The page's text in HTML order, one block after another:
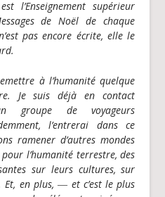
l’Enseignement supérieur
de Noël de chaque
pas encore écrite, elle le
à l’humanité quelque
Je suis déjà en contact
groupe de voyageurs
l’entrerai dans ce
ramener d’autres mondes
l’humanité terrestre, des
sur leurs cultures, sur
Et, en plus, ― et c’est le plus